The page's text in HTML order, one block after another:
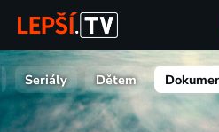
Seriály Dětem